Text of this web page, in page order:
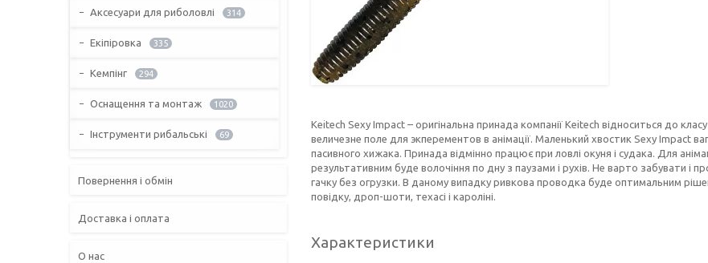
Keitech Sexy Impact – оригінальна принада компанії Keitech відноситься до
величезне поле для экперементов в анімації. Маленький хвостик Sexy Impact
пасивного хижака. Принада відмінно працює при ловлі окуня і судака. Для
результативним буде волочіння по дну з паузами і рухів. Не варто забувати і
гачку без огрузки. В даному випадку ривкова проводка буде оптимальним
повідку, дроп-шоти, техасі і кароліні.
Характеристики
Аксесуари для риболовлі 314
Екіпіровка 335
Кемпінг 294
Оснащення та монтаж 1020
Інструменти рибальські 69
Повернення і обмін
Доставка і оплата
О нас